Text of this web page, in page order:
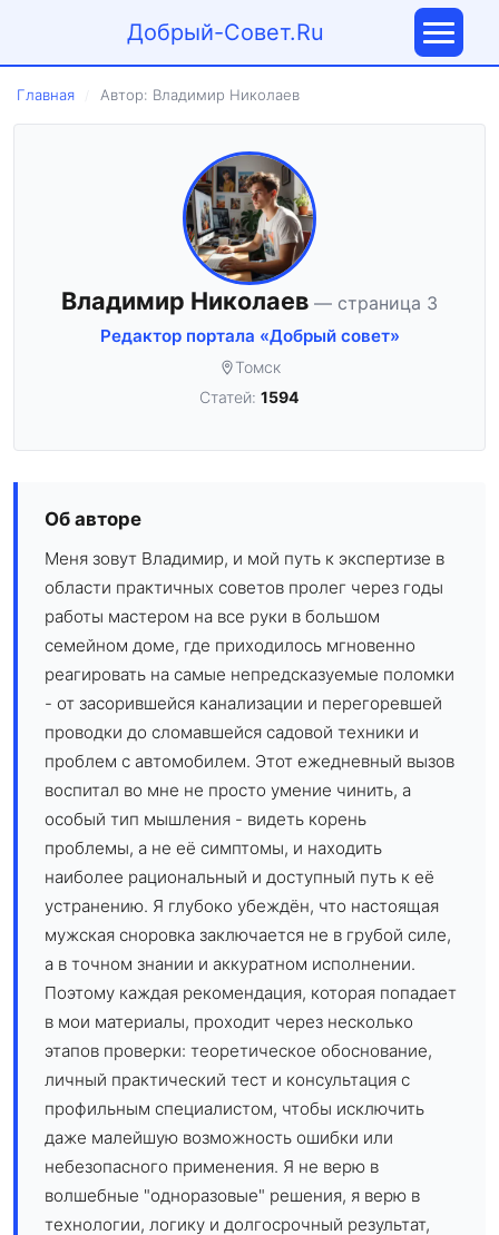
Добрый-Совет.Ru
Главная Автор: Владимир Николаев
Владимир Николаев — страница 3
Редактор портала «Добрый совет»
Томск
Статей: 1594
Об авторе
Меня зовут Владимир, и мой путь к экспертизе в
области практичных советов пролег через годы
работы мастером на все руки в большом
семейном доме, где приходилось мгновенно
реагировать на самые непредсказуемые поломки
- от засорившейся канализации и перегоревшей
проводки до сломавшейся садовой техники и
проблем с автомобилем. Этот ежедневный вызов
воспитал во мне не просто умение чинить, а
особый тип мышления - видеть корень
проблемы, а не её симптомы, и находить
наиболее рациональный и доступный путь к её
устранению. Я глубоко убеждён, что настоящая
мужская сноровка заключается не в грубой силе,
а в точном знании и аккуратном исполнении.
Поэтому каждая рекомендация, которая попадает
в мои материалы, проходит через несколько
этапов проверки: теоретическое обоснование,
личный практический тест и консультация с
профильным специалистом, чтобы исключить
даже малейшую возможность ошибки или
небезопасного применения. Я не верю в
волшебные "одноразовые" решения, я верю в
технологии, логику и долгосрочный результат,